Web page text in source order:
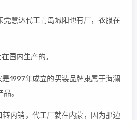
慧达代工青岛城阳也有厂，衣服在
国内生产的。
1997年成立的男装品牌隶属于海澜
。
内销，代工厂就在内蒙，因为那边